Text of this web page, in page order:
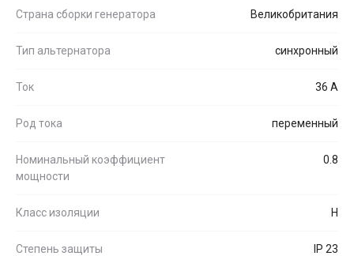
Страна сборки генератора Великобритания
Тип альтернатора синхронный
Ток 36 А
Род тока переменный
Номинальный коэффициент
мощности
0.8
Класс изоляции H
Степень защиты IP 23